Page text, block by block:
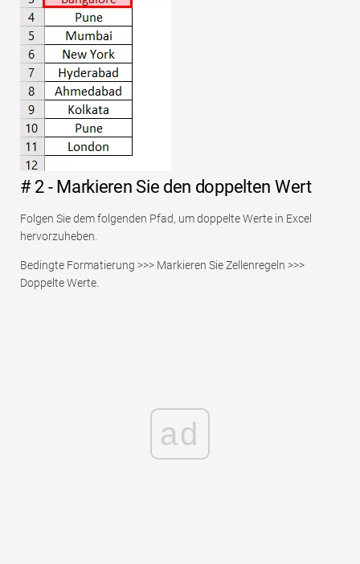
# 2 - Markieren Sie den doppelten Wert
Folgen Sie dem folgenden Pfad, um doppelte Werte in Excel
hervorzuheben.
Bedingte Formatierung >>> Markieren Sie Zellenregeln >>>
Doppelte Werte.
ad